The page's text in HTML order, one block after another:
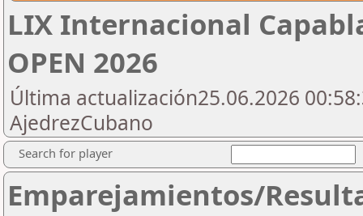
LIX Internacional
OPEN 2026
Última actualización25.06.2026
AjedrezCubano
Search for player
Emparejamientos/